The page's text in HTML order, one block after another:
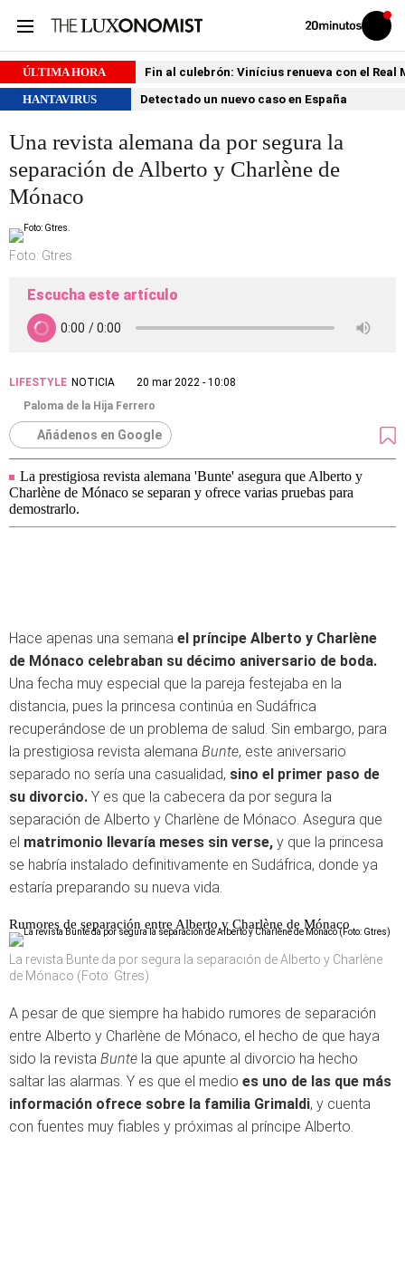
Volver
Iniciar
sesión
ÚLTIMA HORA
Fin al culebrón: Vinícius renueva con el Real
HANTAVIRUS
Detectado un nuevo caso en España
Una revista alemana da por segura la
separación de Alberto y Charlène de
Mónaco
Foto: Gtres.
Escucha este artículo
LIFESTYLE NOTICIA
20 mar 2022 - 10:08
Paloma de la Hija Ferrero
Añádenos en Google
La prestigiosa revista alemana 'Bunte' asegura que Alberto y
Charlène de Mónaco se separan y ofrece varias pruebas para
demostrarlo.
Hace apenas una semana el príncipe Alberto y Charlène
de Mónaco celebraban su décimo aniversario de boda.
Una fecha muy especial que la pareja festejaba en la
distancia, pues la princesa continúa en Sudáfrica
recuperándose de un problema de salud. Sin embargo, para
la prestigiosa revista alemana Bunte, este aniversario
separado no sería una casualidad, sino el primer paso de
su divorcio. Y es que la cabecera da por segura la
separación de Alberto y Charlène de Mónaco. Asegura que
el matrimonio llevaría meses sin verse, y que la princesa
se habría instalado definitivamente en Sudáfrica, donde ya
estaría preparando su nueva vida.
Rumores de separación entre Alberto y Charlène de Mónaco
La revista Bunte da por segura la separación de Alberto y Charlène
de Mónaco (Foto: Gtres)
A pesar de que siempre ha habido rumores de separación
entre Alberto y Charlène de Mónaco, el hecho de que haya
sido la revista Bunte la que apunte al divorcio ha hecho
saltar las alarmas. Y es que el medio es uno de las que más
información ofrece sobre la familia Grimaldi, y cuenta
con fuentes muy fiables y próximas al príncipe Alberto.